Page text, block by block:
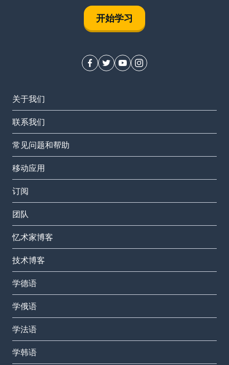
开始学习
关于我们
联系我们
常见问题和帮助
移动应用
订阅
团队
忆术家博客
技术博客
学德语
学俄语
学法语
学韩语